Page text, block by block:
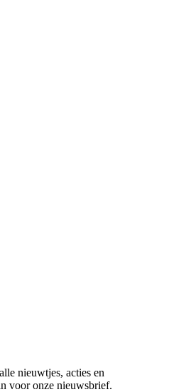
nieuwtjes, acties en
voor onze nieuwsbrief.